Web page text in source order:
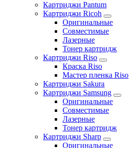
Картриджи Pantum
Картриджи Ricoh
Оригинальные
Совместимые
Лазерные
Тонер картридж
Картриджи Riso
Краска Riso
Мастер пленка Riso
Картриджи Sakura
Картриджи Samsung
Оригинальные
Совместимые
Лазерные
Тонер картридж
Картриджи Sharp
Оригинальные